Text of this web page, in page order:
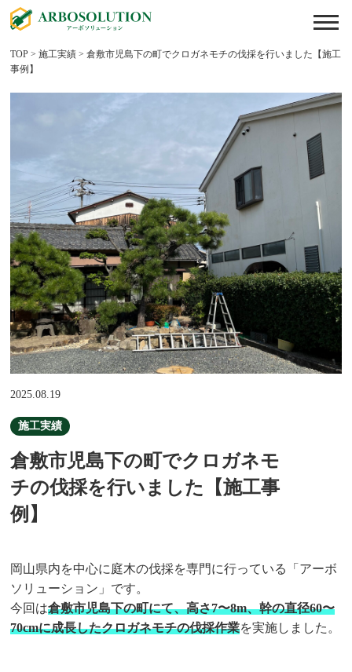
TOP >施工実績 >倉敷市児島下の町でクロガネモチの伐採を行いました【施工
事例】
2025.08.19
施工実績
倉敷市児島下の町でクロガネモ
チの伐採を行いました【施工事
例】
岡山県内を中心に庭木の伐採を専門に行っている「アーボ
ソリューション」です。
今回は倉敷市児島下の町にて、高さ7〜8m、幹の直径60〜
70cmに成長したクロガネモチの伐採作業を実施しました。